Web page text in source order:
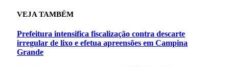
VEJA TAMBÉM
Prefeitura intensifica fiscalização contra descarte
irregular de lixo e efetua apreensões em Campina
Grande